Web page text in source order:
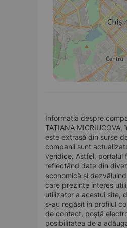
Informația despre
TATIANA
este extrasă din surse
companii sunt
veridice. Astfel, portalul
reflectând date din
economică și
care prezinte interes
utilizator a acestui site,
s-au regăsit în profilul
de contact, poștă
posibilitatea de a